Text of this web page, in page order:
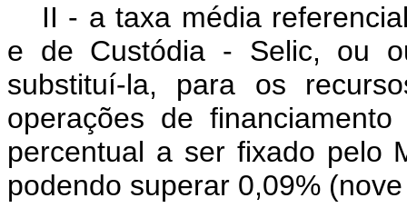
II - a taxa média
e de Custódia - Selic, ou
substituí-la, para os
operações de
percentual a ser fixado pelo
podendo superar 0,09%